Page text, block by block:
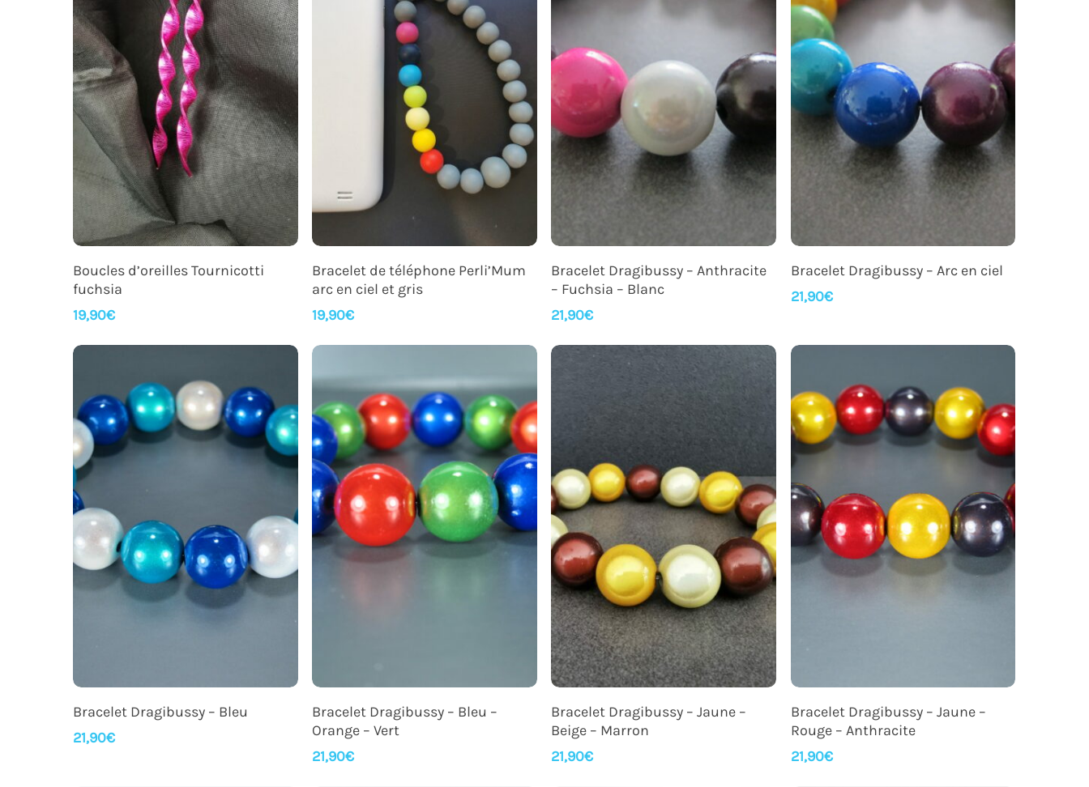
Appuyez sur Entrer pour rechercher ou Echap pour fermer
Ajouter Au Panier
Boucles d’oreilles Tournicotti
fuchsia
19,90€
Ajouter Au Panier
Bracelet de téléphone Perli’Mum
arc en ciel et gris
19,90€
Ajouter Au Panier
Bracelet Dragibussy – Anthracite
– Fuchsia – Blanc
21,90€
Ajouter Au Panier
Bracelet Dragibussy – Arc en ciel
21,90€
Ajouter Au Panier
Bracelet Dragibussy – Bleu
21,90€
Ajouter Au Panier
Bracelet Dragibussy – Bleu –
Orange – Vert
21,90€
Ajouter Au Panier
Bracelet Dragibussy – Jaune –
Beige – Marron
21,90€
Ajouter Au Panier
Bracelet Dragibussy – Jaune –
Rouge – Anthracite
21,90€